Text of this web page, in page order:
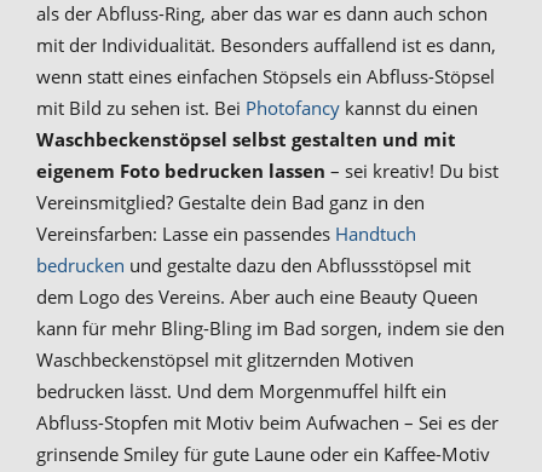
als der Abfluss-Ring, aber das war es dann auch schon
mit der Individualität. Besonders auffallend ist es dann,
wenn statt eines einfachen Stöpsels ein Abfluss-Stöpsel
mit Bild zu sehen ist. Bei Photofancy kannst du einen
Waschbeckenstöpsel selbst gestalten und mit
eigenem Foto bedrucken lassen – sei kreativ! Du bist
Vereinsmitglied? Gestalte dein Bad ganz in den
Vereinsfarben: Lasse ein passendes Handtuch
bedrucken und gestalte dazu den Abflussstöpsel mit
dem Logo des Vereins. Aber auch eine Beauty Queen
kann für mehr Bling-Bling im Bad sorgen, indem sie den
Waschbeckenstöpsel mit glitzernden Motiven
bedrucken lässt. Und dem Morgenmuffel hilft ein
Abfluss-Stopfen mit Motiv beim Aufwachen – Sei es der
grinsende Smiley für gute Laune oder ein Kaffee-Motiv